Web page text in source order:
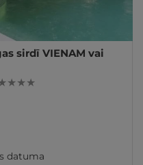
sirdī VIENAM vai
★ ★ ★
datuma